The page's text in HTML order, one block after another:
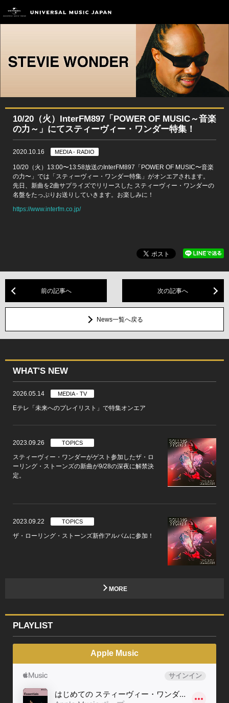
10/20（火）InterFM897「POWER OF MUSIC～音楽
の力～」にてスティーヴィー・ワンダー特集！
2020.10.16 MEDIA - RADIO
10/20（火）13:00〜13:58放送のInterFM897「POWER OF MUSIC〜音楽
の力〜」では「スティーヴィー・ワンダー特集」がオンエアされます。
先日、新曲を2曲サプライズでリリースした スティーヴィー・ワンダーの
名盤をたっぷりお送りしていきます。お楽しみに！
https://www.interfm.co.jp/
前の記事へ 次の記事へ
News一覧へ戻る
WHAT'S NEW
2026.05.14 MEDIA - TV
Eテレ「未来へのプレイリスト」で特集オンエア
2023.09.26 TOPICS
スティーヴィー・ワンダーがゲスト参加したザ・ロ
ーリング・ストーンズの新曲が9/28の深夜に解禁決
定。
2023.09.22 TOPICS
ザ・ローリング・ストーンズ新作アルバムに参加！
MORE
PLAYLIST
Apple Music